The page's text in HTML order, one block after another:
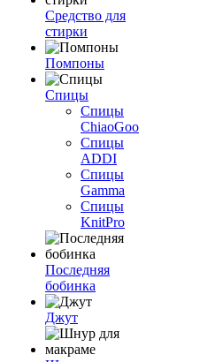
Средство для
стирки
Помпоны
Спицы
Спицы
ChiaoGoo
Спицы
ADDI
Спицы
Gamma
Спицы
KnitPro
Последняя
бобинка
Джут